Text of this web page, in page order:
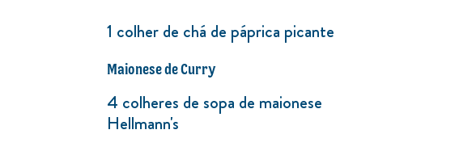
1 colher de chá de páprica picante
Maionese de Curry
4 colheres de sopa de maionese
Hellmann's